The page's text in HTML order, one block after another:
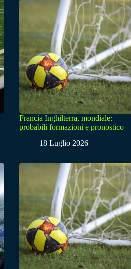
Francia Inghilterra, mondiale:
probabili formazioni e pronostico
18 Luglio 2026